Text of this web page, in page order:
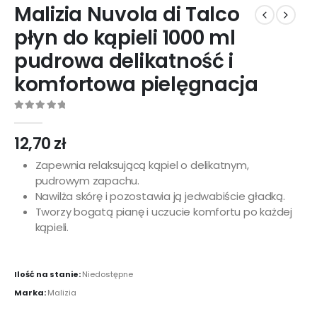
Malizia Nuvola di Talco
płyn do kąpieli 1000 ml
pudrowa delikatność i
komfortowa pielęgnacja
12,70zł
Zapewnia relaksującą kąpiel o delikatnym,
pudrowym zapachu.
Nawilża skórę i pozostawia ją jedwabiście gładką.
Tworzy bogatą pianę i uczucie komfortu po każdej
kąpieli.
Ilość na stanie:Niedostępne
Marka:Malizia